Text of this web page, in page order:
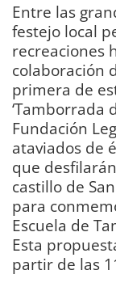
Entre las
festejo local
recreaciones
colaboración
primera de
‘Tamborrada
Fundación
ataviados de
que
castillo de
para
Escuela de
Esta
partir de las